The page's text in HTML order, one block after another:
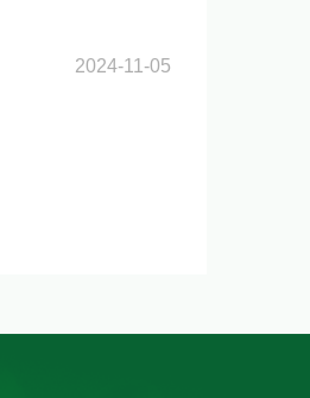
2024-11-05